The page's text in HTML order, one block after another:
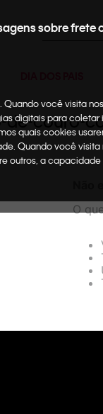
Buscar
sobre
Quando você visita
digitais para
quais cookies
Quando você
outros, a
couro-
O